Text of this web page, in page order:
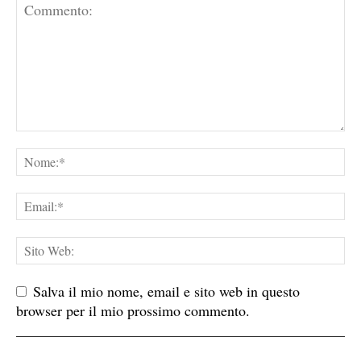
Salva il mio nome, email e sito web in questo
browser per il mio prossimo commento.